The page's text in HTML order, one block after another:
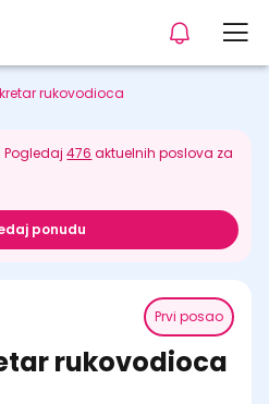
rukovodioca
Pogledaj476 aktuelnih poslova za
ponudu
Prvi posao
rukovodioca